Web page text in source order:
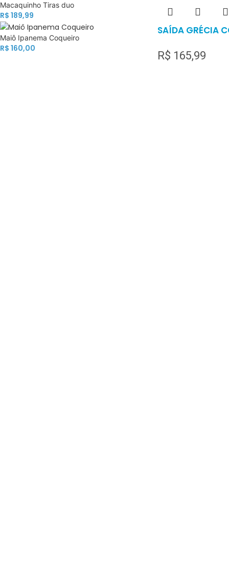
Macaquinho Tiras duo
R$ 189,99
Maiô Ipanema Coqueiro
R$ 160,00
SAÍDA GRÉCIA
R$ 165,99